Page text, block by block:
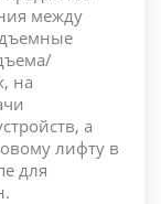
между
на
а
лифту в
для